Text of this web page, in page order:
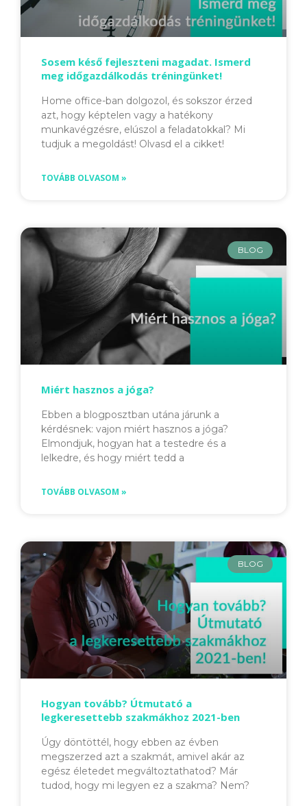
Sosem késő fejleszteni magadat. Ismerd
meg időgazdálkodás tréningünket!
Home office-ban dolgozol, és sokszor érzed
azt, hogy képtelen vagy a hatékony
munkavégzésre, elúszol a feladatokkal? Mi
tudjuk a megoldást! Olvasd el a cikket!
TOVÁBB OLVASOM »
BLOG
Miért hasznos a jóga?
Ebben a blogposztban utána járunk a
kérdésnek: vajon miért hasznos a jóga?
Elmondjuk, hogyan hat a testedre és a
lelkedre, és hogy miért tedd a
TOVÁBB OLVASOM »
BLOG
Hogyan tovább? Útmutató a
legkeresettebb szakmákhoz 2021-ben
Úgy döntöttél, hogy ebben az évben
megszerzed azt a szakmát, amivel akár az
egész életedet megváltoztathatod? Már
tudod, hogy mi legyen ez a szakma? Nem?